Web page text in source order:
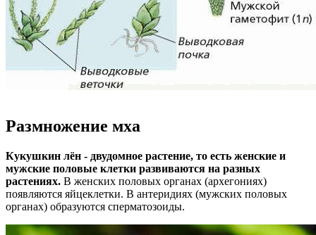
Размножение мха
Кукушкин лён - двудомное растение, то есть женские и
мужские половые клетки развиваются на разных
растениях. В женских половых органах (архегониях)
появляются яйцеклетки. В антеридиях (мужских половых
органах) образуются сперматозоиды.